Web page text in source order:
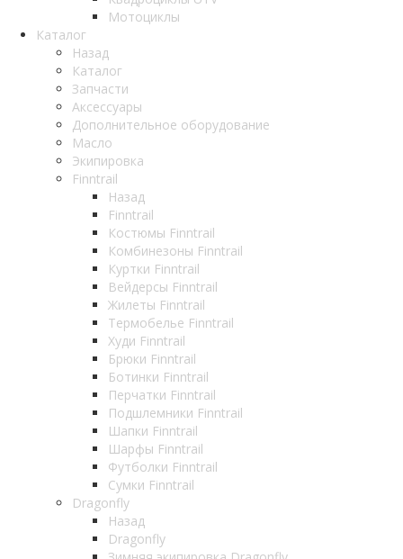
Мотоциклы
Каталог
Назад
Каталог
Запчасти
Аксессуары
Дополнительное оборудование
Масло
Экипировка
Finntrail
Назад
Finntrail
Костюмы Finntrail
Комбинезоны Finntrail
Куртки Finntrail
Вейдерсы Finntrail
Жилеты Finntrail
Термобелье Finntrail
Худи Finntrail
Брюки Finntrail
Ботинки Finntrail
Перчатки Finntrail
Подшлемники Finntrail
Шапки Finntrail
Шарфы Finntrail
Футболки Finntrail
Сумки Finntrail
Dragonfly
Назад
Dragonfly